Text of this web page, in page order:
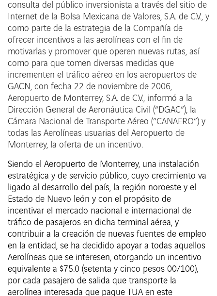
consulta del público inversionista a través del sitio de
Internet de la Bolsa Mexicana de Valores, S.A. de C.V., y
como parte de la estrategia de la Compañía de
ofrecer incentivos a las aerolíneas con el fin de
motivarlas y promover que operen nuevas rutas, así
como para que tomen diversas medidas que
incrementen el tráfico aéreo en los aeropuertos de
GACN, con fecha 22 de noviembre de 2006,
Aeropuerto de Monterrey, S.A. de C.V., informó a la
Dirección General de Aeronáutica Civil (“DGAC”), la
Cámara Nacional de Transporte Aéreo (“CANAERO”) y
todas las Aerolíneas usuarias del Aeropuerto de
Monterrey, la oferta de un incentivo.
Siendo el Aeropuerto de Monterrey, una instalación
estratégica y de servicio público, cuyo crecimiento va
ligado al desarrollo del país, la región noroeste y el
Estado de Nuevo león y con el propósito de
incentivar el mercado nacional e internacional de
tráfico de pasajeros en dicha terminal aérea, y
contribuir a la creación de nuevas fuentes de empleo
en la entidad, se ha decidido apoyar a todas aquellos
Aerolíneas que se interesen, otorgando un incentivo
equivalente a $75.0 (setenta y cinco pesos 00/100),
por cada pasajero de salida que transporte la
aerolínea interesada que pague TUA en este